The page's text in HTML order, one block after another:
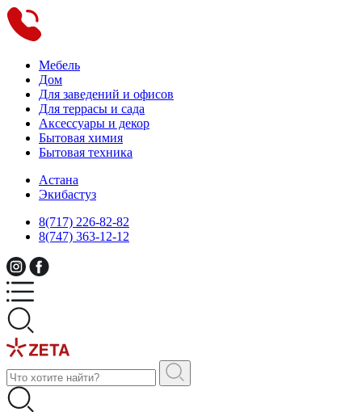
Мебель
Дом
Для заведений и офисов
Для террасы и сада
Аксессуары и декор
Бытовая химия
Бытовая техника
Астана
Экибастуз
8(717) 226-82-82
8(747) 363-12-12